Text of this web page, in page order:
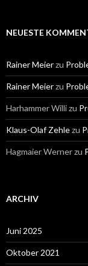
NEUESTE
Rainer Meierzu
Rainer Meierzu
Harhammer Willizu
Klaus-Olaf Zehlezu
Hagmaier Wernerzu
ARCHIV
Juni 2025
Oktober 2021